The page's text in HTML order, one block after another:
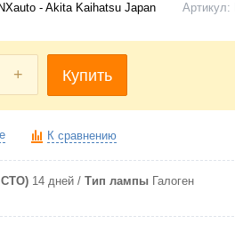
- Akita Kaihatsu Japan Артикул:
+ Купить
К сравнению
СТО) 14 дней Тип лампы Галоген